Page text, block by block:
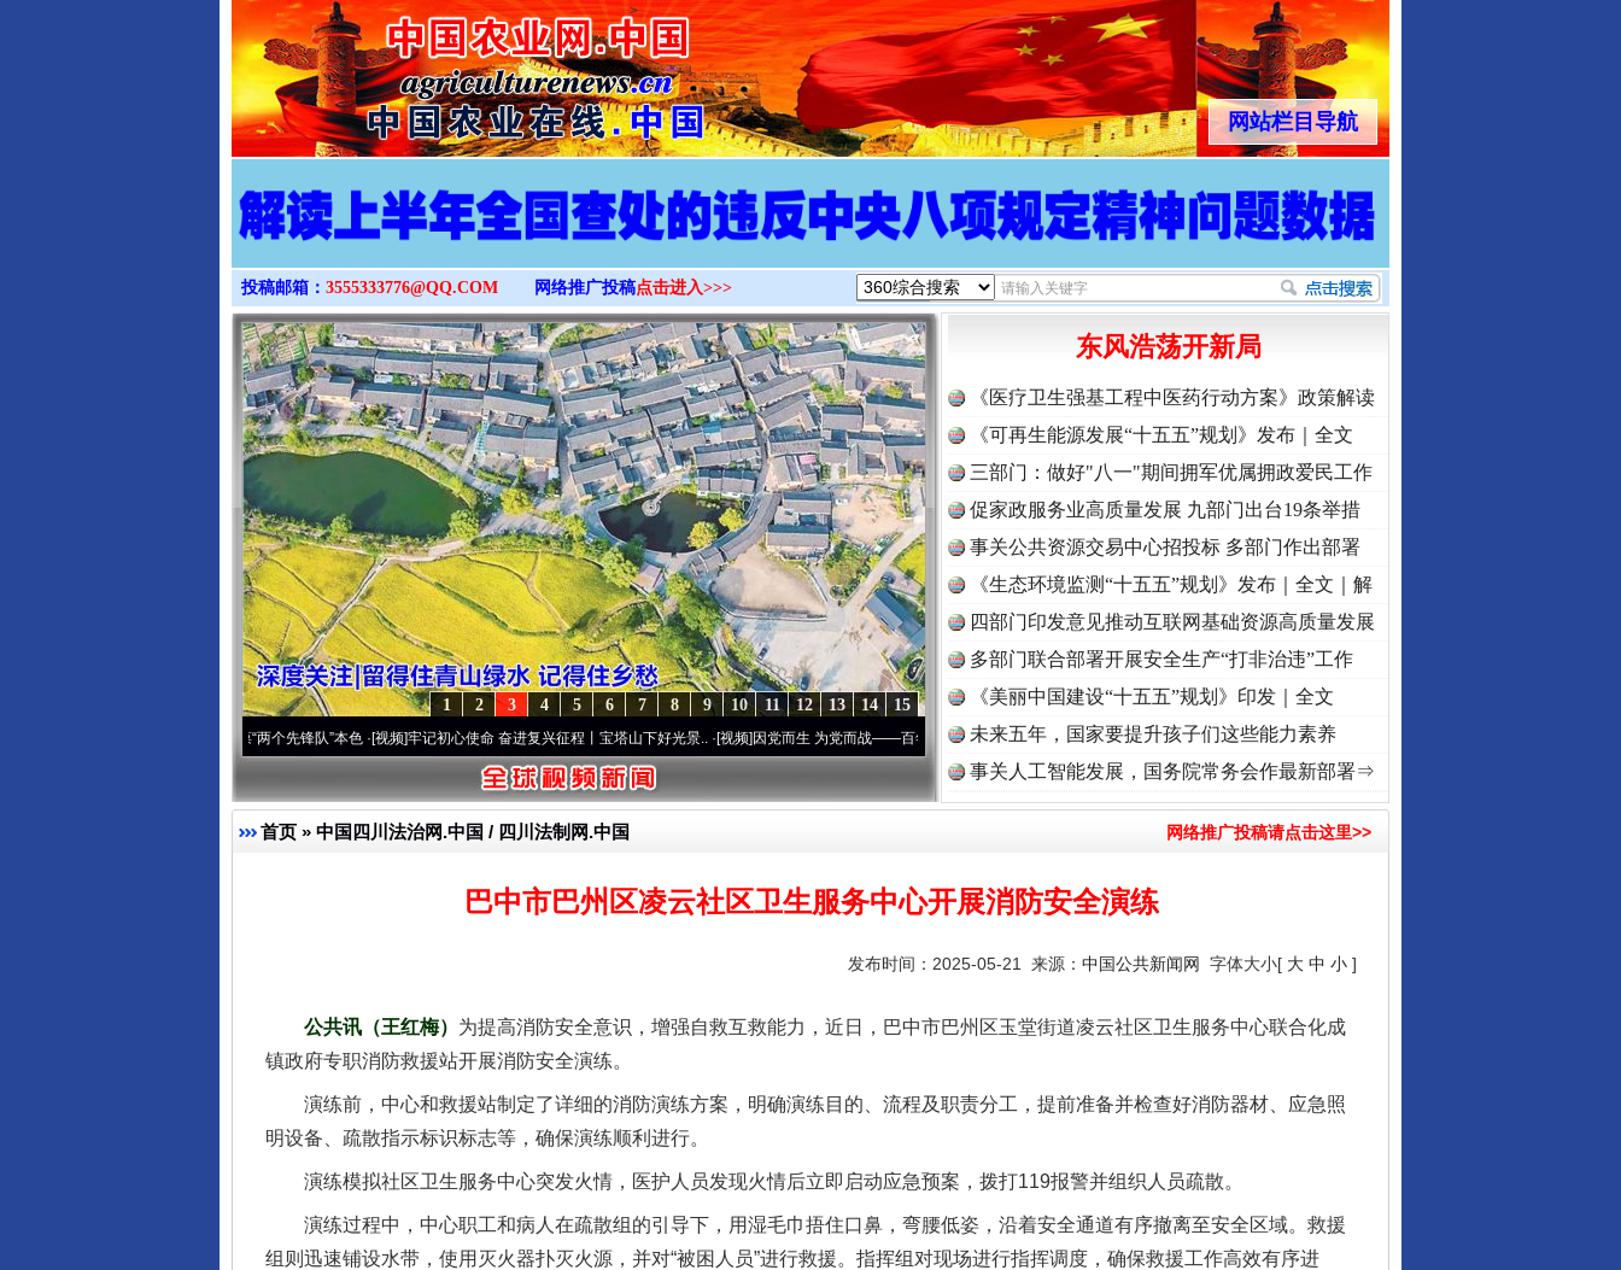
>
网站栏目导航
投稿邮箱： 3555333776@QQ.COM 网络推广投稿点击进入>>>
15
14
13
12
11
10
9
8
7
6
5
4
3
2
1
永葆“两个先锋队”本色·[视频]牢记初心使命 奋进复兴征程丨宝塔山下好光景..·[视频]因党而生 为党而战——百年“纪”事⑧加强纪律..·[视频]牢记初心使命 奋进复兴征程丨“转折之城”激荡..·[视频]
东风浩荡开新局
《医疗卫生强基工程中医药行动方案》政策解读
《可再生能源发展“十五五”规划》发布｜全文
三部门：做好"八一"期间拥军优属拥政爱民工作
促家政服务业高质量发展 九部门出台19条举措
事关公共资源交易中心招投标 多部门作出部署
《生态环境监测“十五五”规划》发布｜全文｜解
读
四部门印发意见推动互联网基础资源高质量发展
多部门联合部署开展安全生产“打非治违”工作
《美丽中国建设“十五五”规划》印发｜全文
未来五年，国家要提升孩子们这些能力素养
事关人工智能发展，国务院常务会作最新部署⇒
首页 » 中国四川法治网.中国 / 四川法制网.中国 网络推广投稿请点击这里>>
巴中市巴州区凌云社区卫生服务中心开展消防安全演练
发布时间：2025-05-21 来源： 中国公共新闻网 字体大小[ 大 中 小 ]
公共讯（王红梅） 为提高消防安全意识，增强自救互救能力，近日，巴中市巴州区玉堂街道凌云社区卫生服务中心联合化成
镇政府专职消防救援站开展消防安全演练。
演练前，中心和救援站制定了详细的消防演练方案，明确演练目的、流程及职责分工，提前准备并检查好消防器材、应急照
明设备、疏散指示标识标志等，确保演练顺利进行。
演练模拟社区卫生服务中心突发火情，医护人员发现火情后立即启动应急预案，拨打119报警并组织人员疏散。
演练过程中，中心职工和病人在疏散组的引导下，用湿毛巾捂住口鼻，弯腰低姿，沿着安全通道有序撤离至安全区域。救援
组则迅速铺设水带，使用灭火器扑灭火源，并对“被困人员”进行救援。指挥组对现场进行指挥调度，确保救援工作高效有序进
完善运行机制助力责任有效落实 一纸欠条伤亲情 巡回调解促和解.. 行业协会接连发公告